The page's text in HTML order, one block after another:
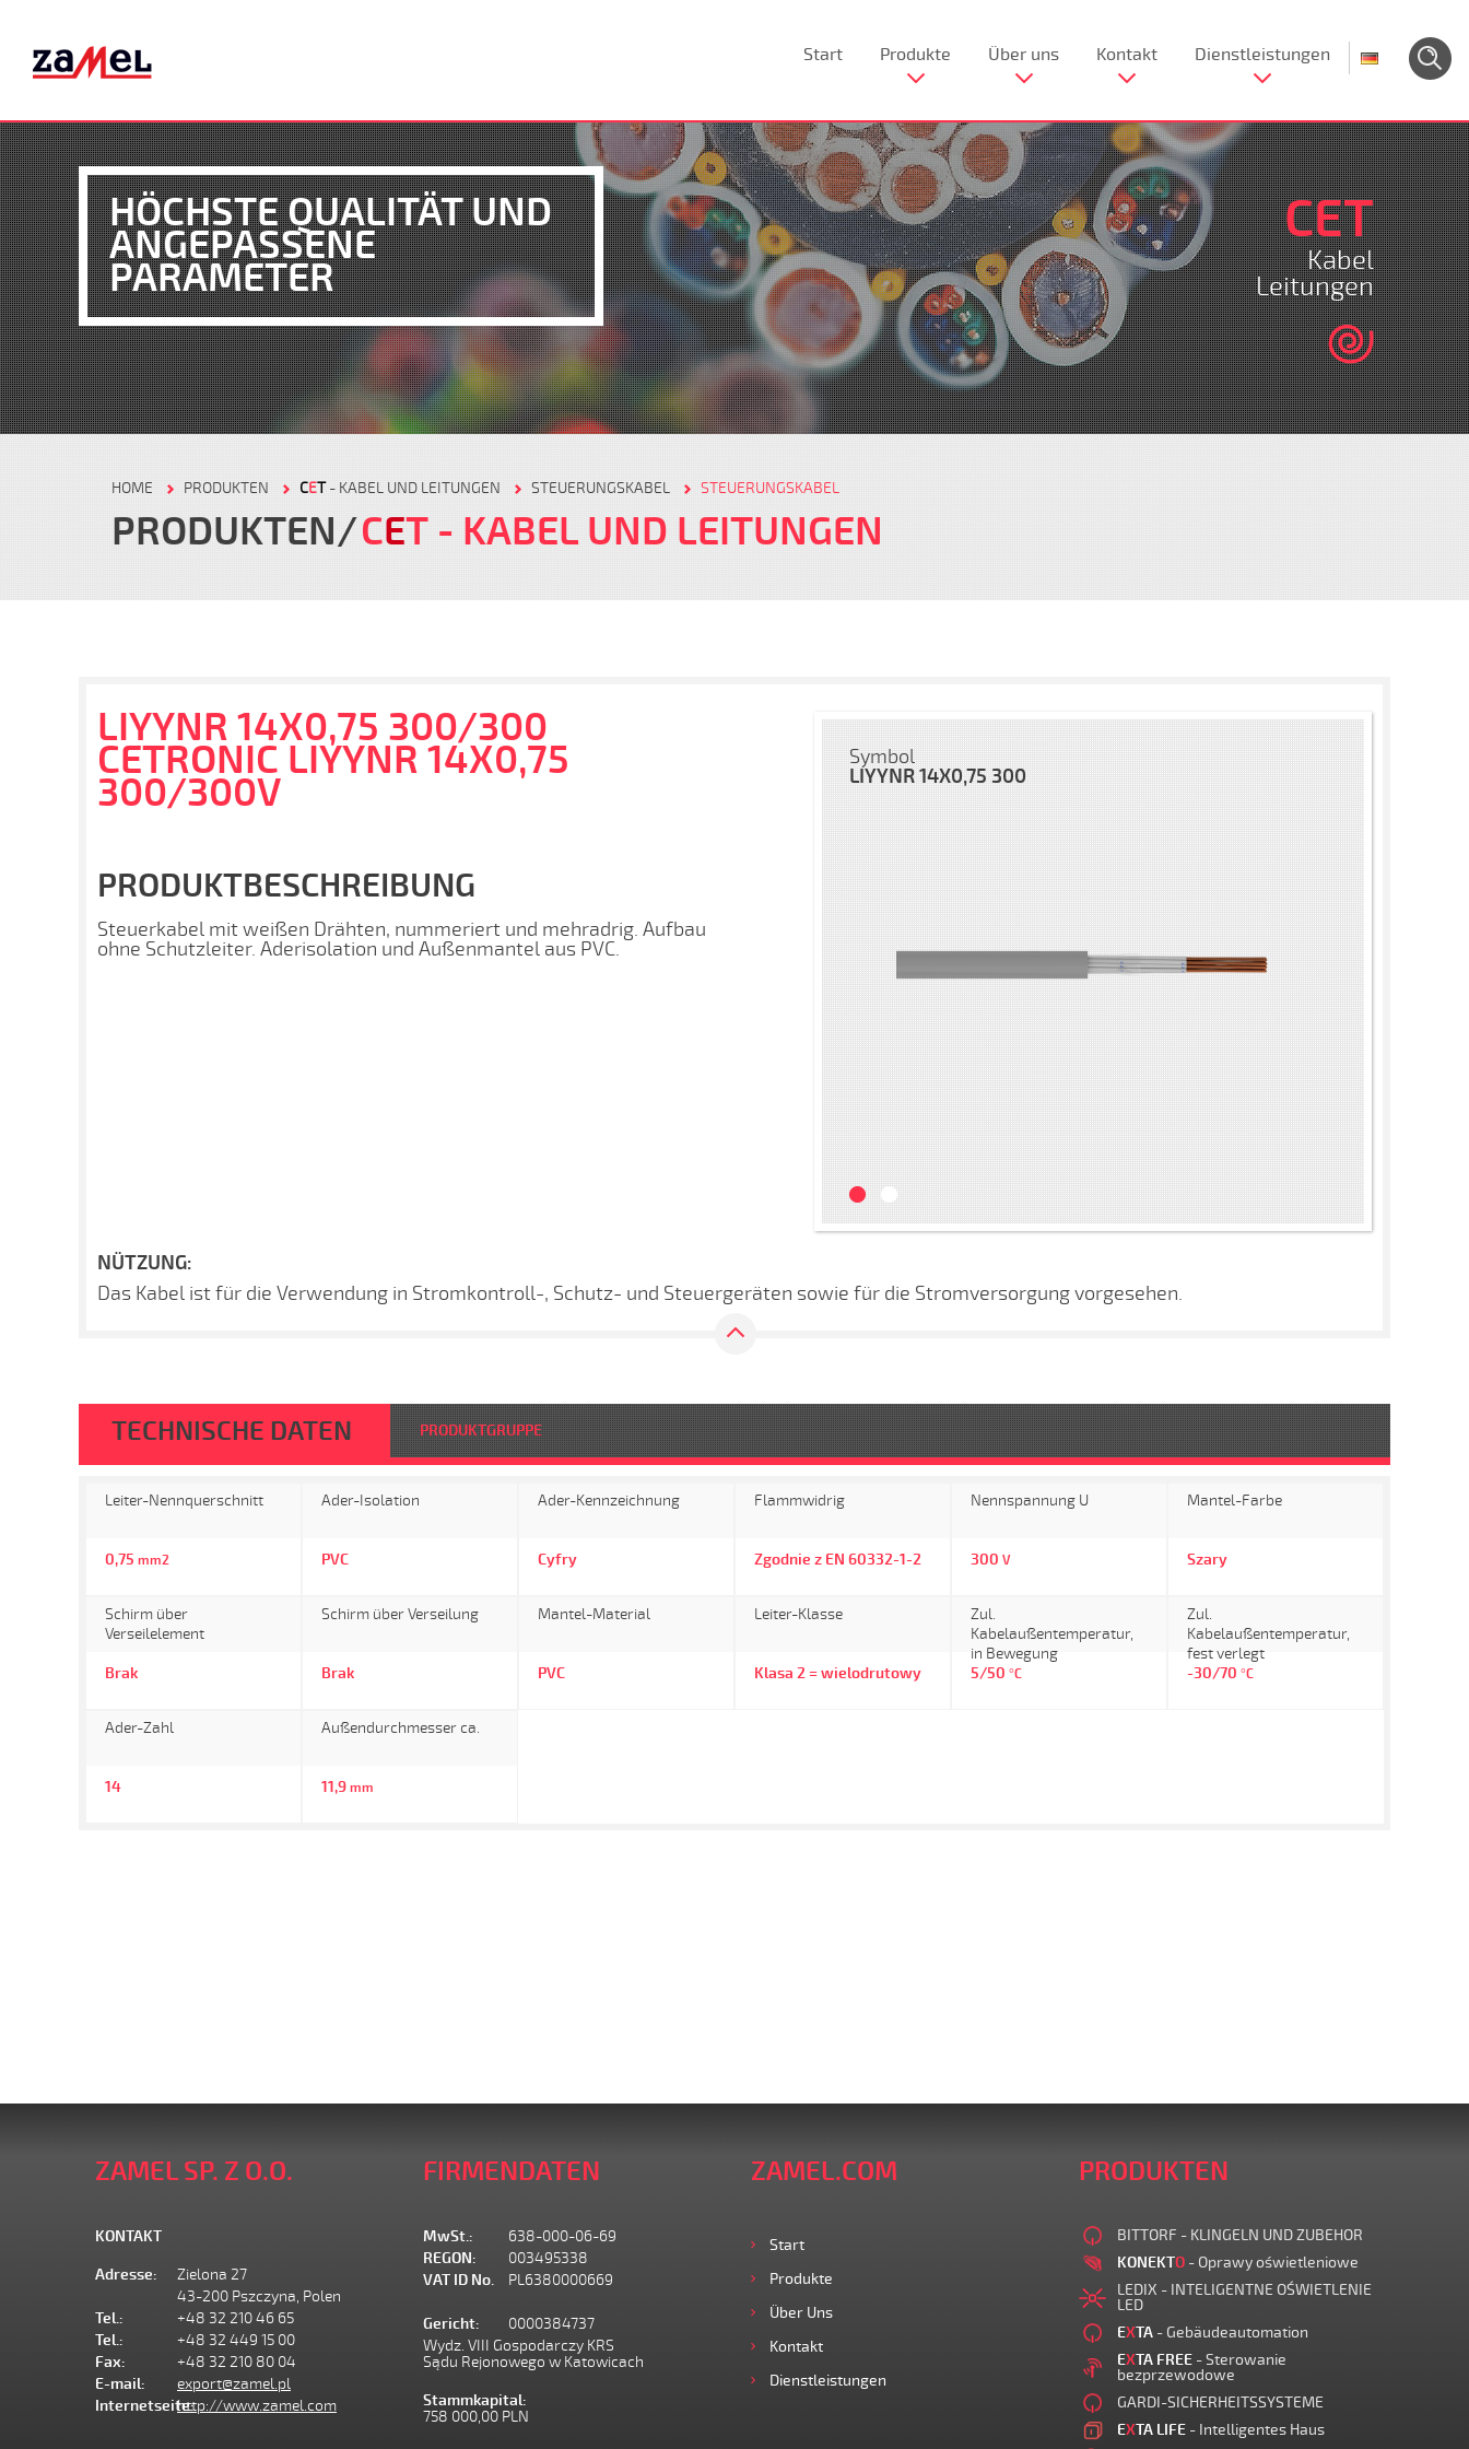
Start Produkte Über uns Kontakt Dienstleistungen
HÖCHSTE QUALITÄT UND
ANGEPASSENE
PARAMETER
CET
Kabel
Leitungen
HOME PRODUKTEN CET- KABEL UND LEITUNGEN STEUERUNGSKABEL STEUERUNGSKABEL
PRODUKTEN CET - KABEL UND LEITUNGEN
LIYYNR 14X0,75 300/300
CETRONIC LIYYNR 14X0,75
300/300V
PRODUKTBESCHREIBUNG
Steuerkabel mit weißen Drähten, nummeriert und mehradrig. Aufbau
ohne Schutzleiter. Aderisolation und Außenmantel aus PVC.
Symbol
LIYYNR 14X0,75 300
NÜTZUNG:
Das Kabel ist für die Verwendung in Stromkontroll-, Schutz- und Steuergeräten sowie für die Stromversorgung vorgesehen.
TECHNISCHE DATEN PRODUKTGRUPPE
Leiter-Nennquerschnitt
0,75 mm2
Ader-Isolation
PVC
Ader-Kennzeichnung
Cyfry
Flammwidrig
Zgodnie z EN 60332-1-2
Nennspannung U
300 V
Mantel-Farbe
Szary
Schirm über
Verseilelement
Brak
Schirm über Verseilung
Brak
Mantel-Material
PVC
Leiter-Klasse
Klasa 2 = wielodrutowy
Zul.
Kabelaußentemperatur,
in Bewegung
5/50 °C
Zul.
Kabelaußentemperatur,
fest verlegt
-30/70 °C
Ader-Zahl
14
Außendurchmesser ca.
11,9 mm
ZAMEL SP. Z O.O.
KONTAKT
Adresse:
Zielona 27
43-200 Pszczyna, Polen
Tel.:
+48 32 210 46 65
Tel.:
+48 32 449 15 00
Fax:
+48 32 210 80 04
E-mail:
export@zamel.pl
Internetseite:http://www.zamel.com
FIRMENDATEN
MwSt.:
638-000-06-69
REGON:
003495338
VAT ID No.
PL6380000669
Gericht:
0000384737
Wydz. VIII Gospodarczy KRS
Sądu Rejonowego w Katowicach
Stammkapital:
758 000,00 PLN
ZAMEL.COM
Start
Produkte
Über Uns
Kontakt
Dienstleistungen
PRODUKTEN
BITTORF - KLINGELN UND ZUBEHOR
KONEKTO - Oprawy oświetleniowe
LEDIX - INTELIGENTNE OŚWIETLENIE
LED
EXTA - Gebäudeautomation
EXTA FREE - Sterowanie
bezprzewodowe
GARDI-SICHERHEITSSYSTEME
EXTA LIFE - Intelligentes Haus